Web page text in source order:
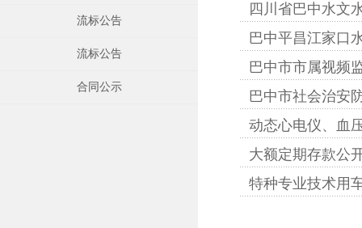
流标公告
流标公告
合同公示
四川省巴中水文
巴中平昌江家口
巴中市市属视频
巴中市社会治安
动态心电仪、血
大额定期存款公
特种专业技术用